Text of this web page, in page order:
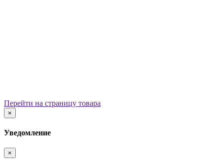
Игровые элементы
Качалки на пружине
Перейти на страницу товара
×
Уведомление
×